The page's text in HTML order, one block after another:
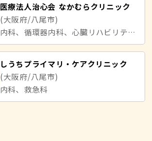
医療法人治心会 なかむらクリニック
(大阪府/八尾市)
内科、循環器内科、心臓リハビリテーション科
しうちプライマリ・ケアクリニック
(大阪府/八尾市)
内科、救急科